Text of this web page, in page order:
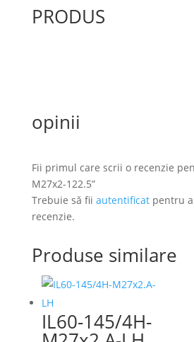
PRODUS
opinii
Fii primul care scrii o recenzie
M27x2-122.5”
Trebuie să fii autentificatpentru
recenzie.
Produse similare
IL60-145/4H-